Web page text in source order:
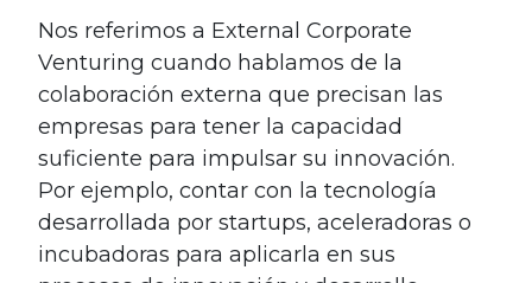
Nos referimos a External Corporate
Venturing cuando hablamos de la
colaboración externa que precisan las
empresas para tener la capacidad
suficiente para impulsar su innovación.
Por ejemplo, contar con la tecnología
desarrollada por startups, aceleradoras o
incubadoras para aplicarla en sus